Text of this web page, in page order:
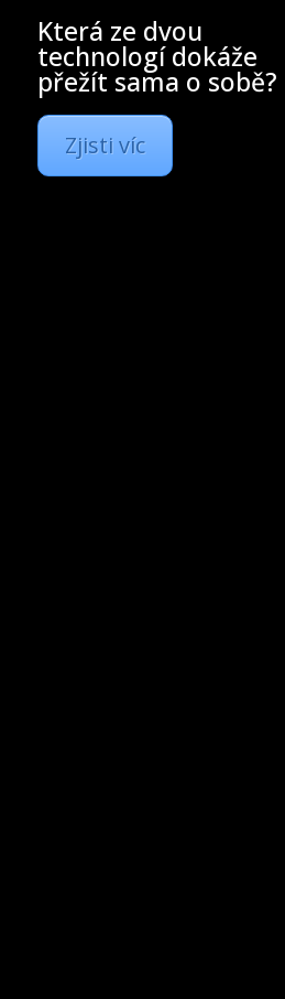
Která ze dvou
technologí dokáže
přežít sama o sobě?
Zjisti víc